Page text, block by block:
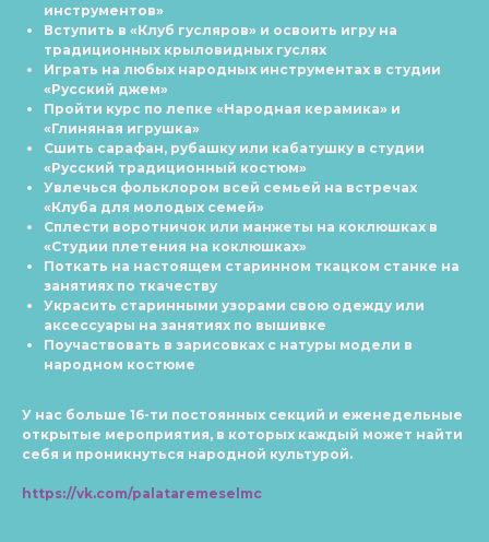
инструментов»
Вступить в «Клуб гусляров» и освоить игру на
традиционных крыловидных гуслях
Играть на любых народных инструментах в студии
«Русский джем»
Пройти курс по лепке «Народная керамика» и
«Глиняная игрушка»
Сшить сарафан, рубашку или кабатушку в студии
«Русский традиционный костюм»
Увлечься фольклором всей семьей на встречах
«Клуба для молодых семей»
Сплести воротничок или манжеты на коклюшках в
«Студии плетения на коклюшках»
Поткать на настоящем старинном ткацком станке на
занятиях по ткачеству
Украсить старинными узорами свою одежду или
аксессуары на занятиях по вышивке
Поучаствовать в зарисовках с натуры модели в
народном костюме
У нас больше 16-ти постоянных секций и еженедельные
открытые мероприятия, в которых каждый может найти
себя и проникнуться народной культурой.
https://vk.com/palataremeselmc